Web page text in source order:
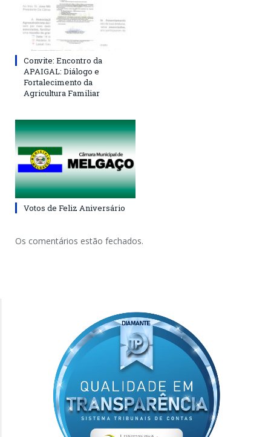
Convite: Encontro da
APAIGAL: Diálogo e
Fortalecimento da
Agricultura Familiar
Votos de Feliz Aniversário
Os comentários estão fechados.